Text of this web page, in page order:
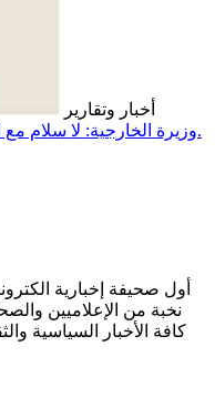
أخبار وتقارير
وزيرة الخارجية: لا سلام مع الحـ.ـوثيين.. وحان وقت استعادة الدولة.
أول صحيفة إخبارية
نخبة من الإعلاميين
كافة الأخبار السياسية